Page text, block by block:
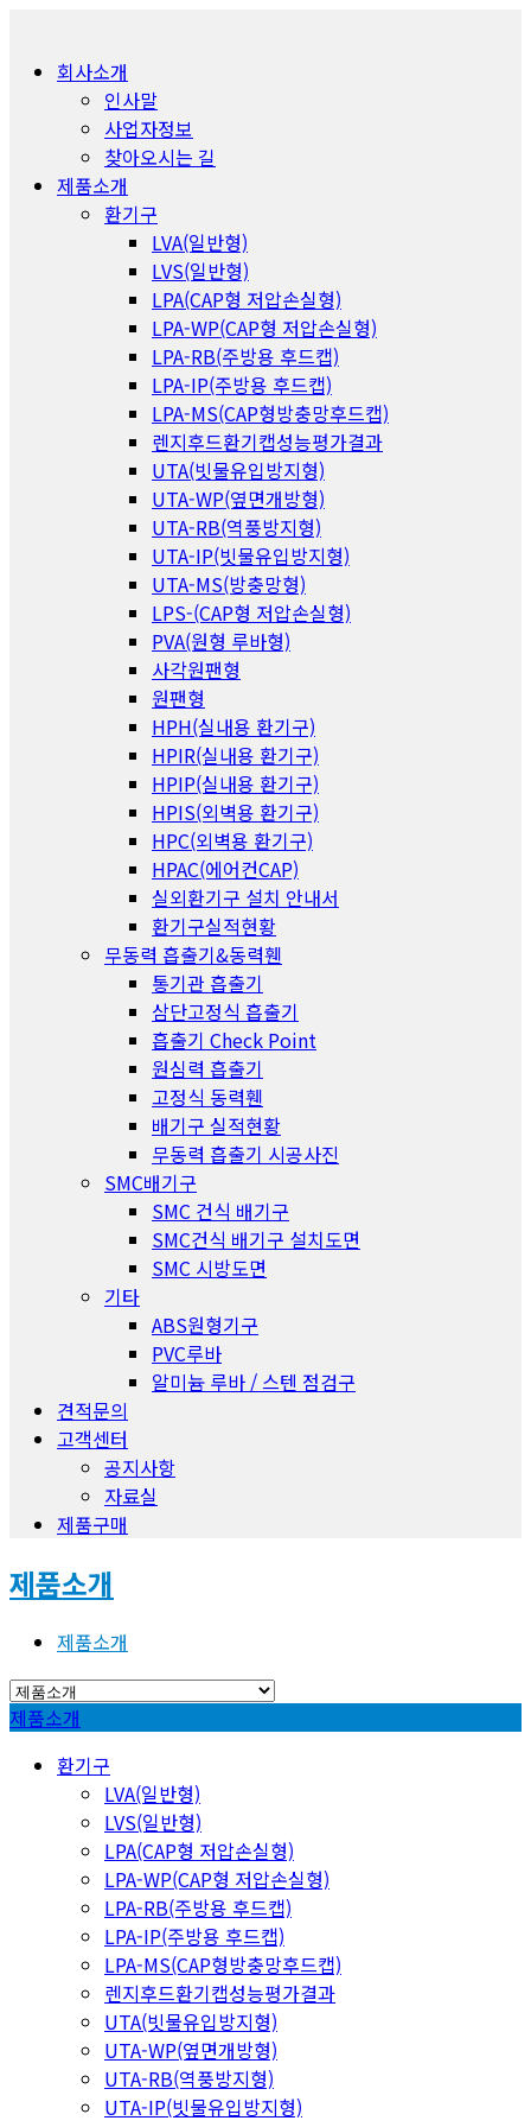
회사소개
인사말
사업자정보
찾아오시는 길
제품소개
환기구
LVA(일반형)
LVS(일반형)
LPA(CAP형 저압손실형)
LPA-WP(CAP형 저압손실형)
LPA-RB(주방용 후드캡)
LPA-IP(주방용 후드캡)
LPA-MS(CAP형방충망후드캡)
렌지후드환기캡성능평가결과
UTA(빗물유입방지형)
UTA-WP(옆면개방형)
UTA-RB(역풍방지형)
UTA-IP(빗물유입방지형)
UTA-MS(방충망형)
LPS-(CAP형 저압손실형)
PVA(원형 루바형)
사각원팬형
원팬형
HPH(실내용 환기구)
HPIR(실내용 환기구)
HPIP(실내용 환기구)
HPIS(외벽용 환기구)
HPC(외벽용 환기구)
HPAC(에어컨CAP)
실외환기구 설치 안내서
환기구실적현황
무동력 흡출기&동력휀
통기관 흡출기
삼단고정식 흡출기
흡출기 Check Point
원심력 흡출기
고정식 동력휀
배기구 실적현황
무동력 흡출기 시공사진
SMC배기구
SMC 건식 배기구
SMC건식 배기구 설치도면
SMC 시방도면
기타
ABS원형기구
PVC루바
알미늄 루바 / 스텐 점검구
견적문의
고객센터
공지사항
자료실
제품구매
제품소개
제품소개
제품소개
환기구
LVA(일반형)
LVS(일반형)
LPA(CAP형 저압손실형)
LPA-WP(CAP형 저압손실형)
LPA-RB(주방용 후드캡)
LPA-IP(주방용 후드캡)
LPA-MS(CAP형방충망후드캡)
렌지후드환기캡성능평가결과
UTA(빗물유입방지형)
UTA-WP(옆면개방형)
UTA-RB(역풍방지형)
UTA-IP(빗물유입방지형)